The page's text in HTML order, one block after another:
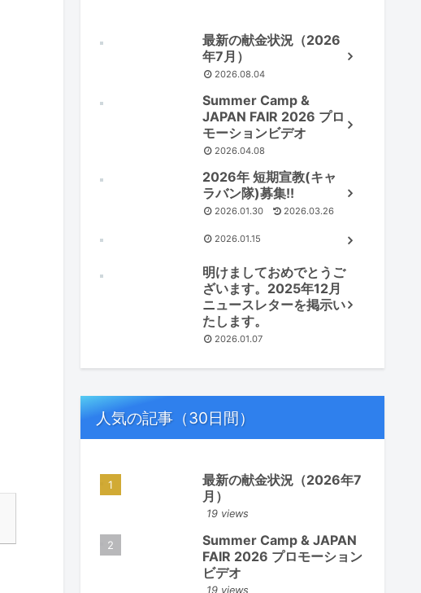
最新の献金状況（2026
年7月）
2026.08.04
Summer Camp &
JAPAN FAIR 2026 プロ
モーションビデオ
2026.04.08
2026年 短期宣教(キャ
ラバン隊)募集!!
2026.01.30 2026.03.26
2026.01.15
明けましておめでとうご
ざいます。2025年12月
ニュースレターを掲示い
たします。
2026.01.07
人気の記事（30日間）
最新の献金状況（2026年7
月）
19 views
Summer Camp & JAPAN
FAIR 2026 プロモーション
ビデオ
19 views